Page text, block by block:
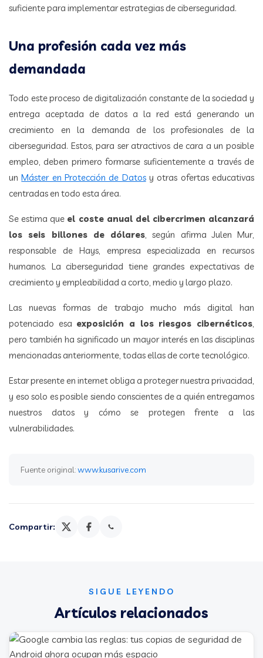
suficiente para implementar estrategias de ciberseguridad.
Una profesión cada vez más
demandada
Todo este proceso de digitalización constante de la sociedad y
entrega aceptada de datos a la red está generando un
crecimiento en la demanda de los profesionales de la
ciberseguridad. Estos, para ser atractivos de cara a un posible
empleo, deben primero formarse suficientemente a través de
unMáster en Protección de Datosy otras ofertas educativas
centradas en todo esta área.
Se estima que el coste anual del cibercrimen alcanzará
los seis billones de dólares, según afirma Julen Mur,
responsable de Hays, empresa especializada en recursos
humanos. La ciberseguridad tiene grandes expectativas de
crecimiento y empleabilidad a corto, medio y largo plazo.
Las nuevas formas de trabajo mucho más digital han
potenciado esa exposición a los riesgos cibernéticos,
pero también ha significado un mayor interés en las disciplinas
mencionadas anteriormente, todas ellas de corte tecnológico.
Estar presente en internet obliga a proteger nuestra privacidad,
y eso solo es posible siendo conscientes de a quién entregamos
nuestros datos y cómo se protegen frente a las
vulnerabilidades.
Fuente original:www.kusarive.com
Compartir:
SIGUE LEYENDO
Artículos relacionados